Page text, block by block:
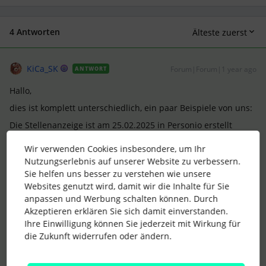
4 Antworten Älteste zuerst
KiCa_SK ANTWORT
Hallo,
dies ist komplett unterschiedlich, ein paar Beispiele von uns:
Die Stellenanzeige ist am 25.02.2025 in Personio erstellt
Folgende Daten werden auf den Plattformen angezeigt:
Stepstone: vor einer Woche
Gastrocareer (zusätzlich separat gebuchte Plattform):
25.02.2025
Ideed: ohne Datum
Linked In: vor 3 Monaten
Wir verwenden Cookies insbesondere, um Ihr
Nutzungserlebnis auf unserer Website zu verbessern.
Sie helfen uns besser zu verstehen wie unsere
Websites genutzt wird, damit wir die Inhalte für Sie
anpassen und Werbung schalten können. Durch
Akzeptieren erklären Sie sich damit einverstanden.
Ihre Einwilligung können Sie jederzeit mit Wirkung für
die Zukunft widerrufen oder ändern.